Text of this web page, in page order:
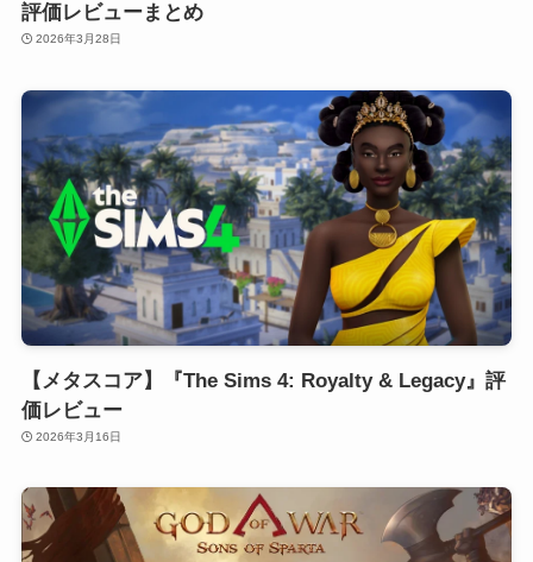
評価レビューまとめ
2026年3月28日
【メタスコア】『The Sims 4: Royalty & Legacy』評
価レビュー
2026年3月16日